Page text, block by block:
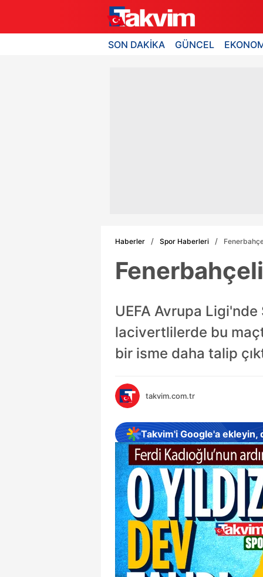
SON DAKİKA GÜNCEL
Haberler Spor Haberleri
UEFA Avrupa
lacivertlilerde bu
bir isme daha talip
takvim.com.tr
Takvim'i Google'a ekleyin,